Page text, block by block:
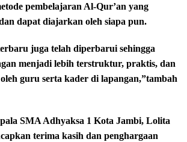
pembelajaran Al-Qur’an yang
dapat diajarkan oleh siapa pun.
juga telah diperbarui sehingga
menjadi lebih terstruktur, praktis, dan
guru serta kader di lapangan,”tambah
SMA Adhyaksa 1 Kota Jambi, Lolita
terima kasih dan penghargaan